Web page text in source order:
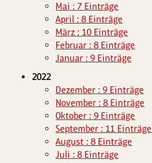
Mai : 7 Einträge
April : 8 Einträge
März : 10 Einträge
Februar : 8 Einträge
Januar : 9 Einträge
2022
Dezember : 9 Einträge
November : 8 Einträge
Oktober : 9 Einträge
September : 11 Einträge
August : 8 Einträge
Juli : 8 Einträge